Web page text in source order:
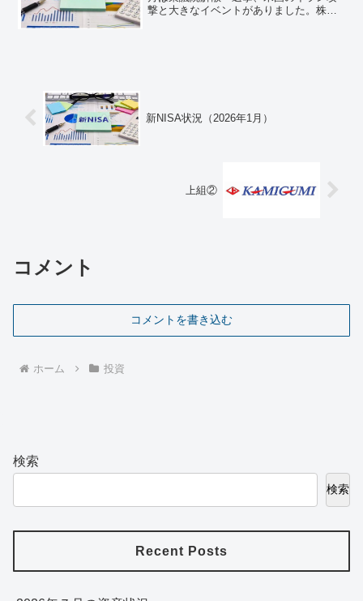
撃と大きなイベントがありました。株価
新NISA状況（2026年1月）
上組②
コメント
コメントを書き込む
ホーム 投資
検索
検索
Recent Posts